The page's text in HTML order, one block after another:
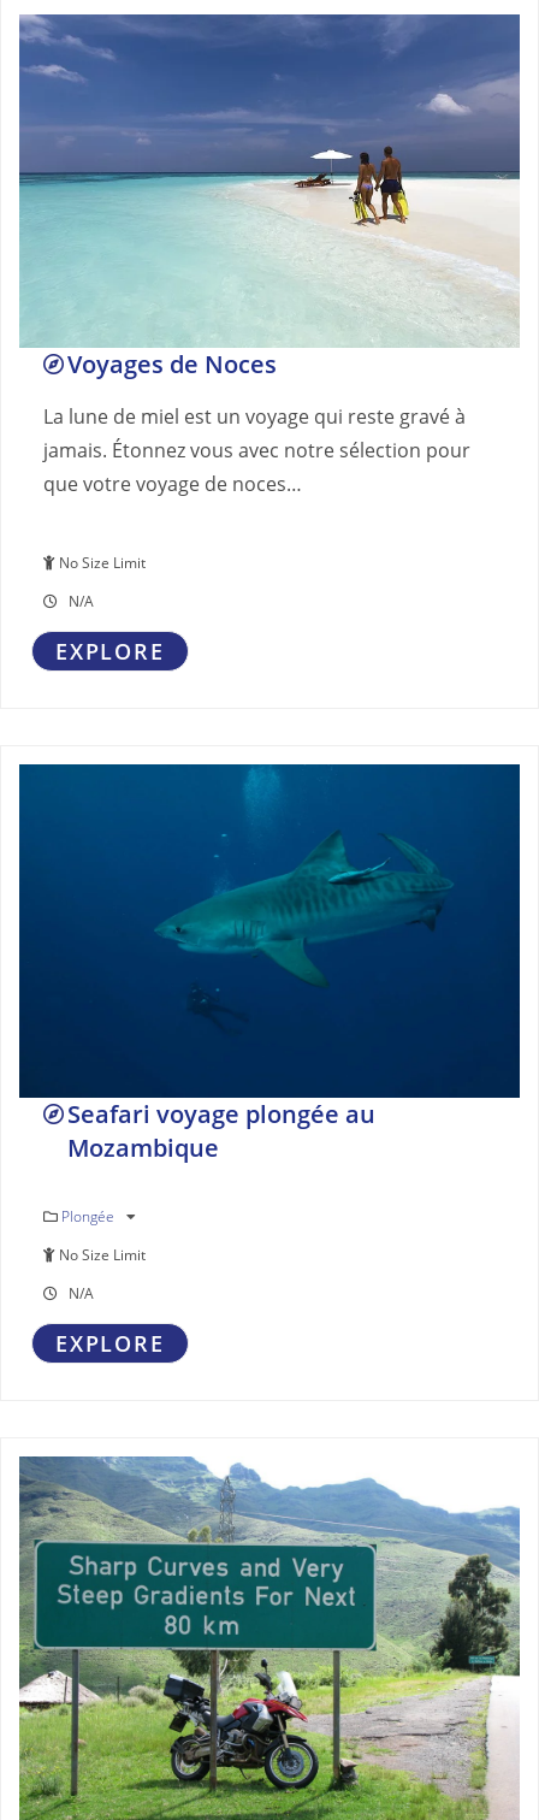
Voyages de Noces
La lune de miel est un voyage qui reste gravé à
jamais. Étonnez vous avec notre sélection pour
que votre voyage de noces…
No Size Limit
N/A
EXPLORE
Seafari voyage plongée au
Mozambique
Plongée
No Size Limit
N/A
EXPLORE